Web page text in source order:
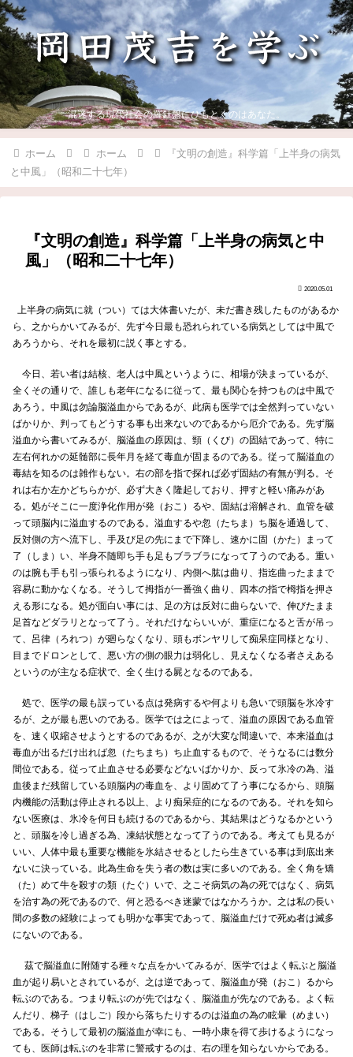
混迷する現代社会の羅針盤にひもとくのはあなた。
ホーム ホーム
『文明の創造』科学篇「上半身の病気
と中風」（昭和二十七年）
『文明の創造』科学篇「上半身の病気と中
風」（昭和二十七年）
2020.05.01
上半身の病気に就（つい）ては大体書いたが、未だ書き残したものがあるか
ら、之からかいてみるが、先ず今日最も恐れられている病気としては中風で
あろうから、それを最初に説く事とする。
今日、若い者は結核、老人は中風というように、相場が決まっているが、
全くその通りで、誰しも老年になるに従って、最も関心を持つものは中風で
あろう。中風は勿論脳溢血からであるが、此病も医学では全然判っていない
ばかりか、判ってもどうする事も出来ないのであるから厄介である。先ず脳
溢血から書いてみるが、脳溢血の原因は、頸（くび）の固結であって、特に
左右何れかの延髄部に長年月を経て毒血が固まるのである。従って脳溢血の
毒結を知るのは雑作もない。右の部を指で探れば必ず固結の有無が判る。そ
れは右か左かどちらかが、必ず大きく隆起しており、押すと軽い痛みがあ
る。処がそこに一度浄化作用が発（おこ）るや、固結は溶解され、血管を破
って頭脳内に溢血するのである。溢血するや忽（たちま）ち脳を通過して、
反対側の方ヘ流下し、手及び足の先にまで下降し、速かに固（かた）まって
了（しま）い、半身不随即ち手も足もブラブラになって了うのである。重い
のは腕も手も引っ張られるようになり、内側へ肱は曲り、指迄曲ったままで
容易に動かなくなる。そうして拇指が一番強く曲り、四本の指で栂指を押さ
える形になる。処が面白い事には、足の方は反対に曲らないで、伸びたまま
足首などダラリとなって了う。それだけならいいが、重症になると舌が吊っ
て、呂律（ろれつ）が廻らなくなり、頭もボンヤリして痴呆症同様となり、
目までドロンとして、悪い方の側の眼力は弱化し、見えなくなる者さえある
というのが主なる症状で、全く生ける屍となるのである。
処で、医学の最も誤っている点は発病するや何よりも急いで頭脳を氷冷す
るが、之が最も悪いのである。医学では之によって、溢血の原因である血管
を、速く収縮させようとするのであるが、之が大変な間違いで、本来溢血は
毒血が出るだけ出れば忽（たちまち）ち止血するもので、そうなるには数分
間位である。従って止血させる必要などないばかりか、反って氷冷の為、溢
血後まだ残留している頭脳内の毒血を、より固めて了う事になるから、頭脳
内機能の活動は停止される以上、より痴呆症的になるのである。それを知ら
ない医療は、氷冷を何日も続けるのであるから、其結果はどうなるかという
と、頭脳を冷し過ぎる為、凍結状態となって了うのである。考えても見るが
いい、人体中最も重要な機能を氷結させるとしたら生きている事は到底出来
ないに決っている。此為生命を失う者の数は実に多いのである。全く角を矯
（た）めて牛を殺すの類（たぐ）いで、之こそ病気の為の死ではなく、病気
を治す為の死であるので、何と恐るべき迷蒙ではなかろうか。之は私の長い
間の多数の経験によっても明かな事実であって、脳溢血だけで死ぬ者は滅多
にないのである。
茲で脳溢血に附随する種々な点をかいてみるが、医学ではよく転ぶと脳溢
血が起り易いとされているが、之は逆であって、脳溢血が発（おこ）るから
転ぶのである。つまり転ぶのが先ではなく、脳溢血が先なのである。よく転
んだり、梯子（はしご）段から落ちたりするのは溢血の為の眩暈（めまい）
である。そうして最初の脳溢血が幸にも、一時小康を得て歩けるようになっ
ても、医師は転ぶのを非常に警戒するのは、右の理を知らないからである。